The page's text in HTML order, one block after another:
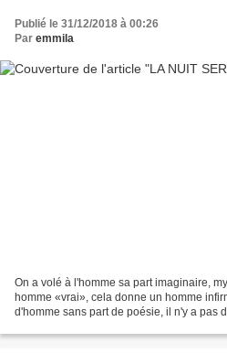
Publié le 31/12/2018 à 00:26
Par emmila
On a volé à l'homme sa part imaginaire,
homme «vrai», cela donne un homme
d'homme sans part de poésie, il n'y a pas